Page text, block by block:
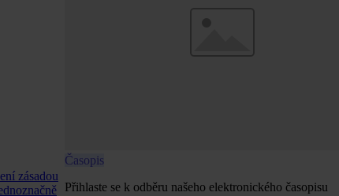
zásadou
Časopis
Přihlaste se k odběru našeho elektronického časopisu